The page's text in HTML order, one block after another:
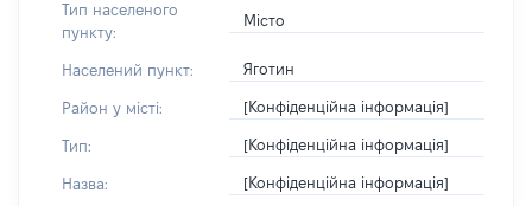
Тип населеного
пункту:
Місто
Населений пункт: Яготин
Район у місті: [Конфіденційна інформація]
Тип: [Конфіденційна інформація]
Назва: [Конфіденційна інформація]